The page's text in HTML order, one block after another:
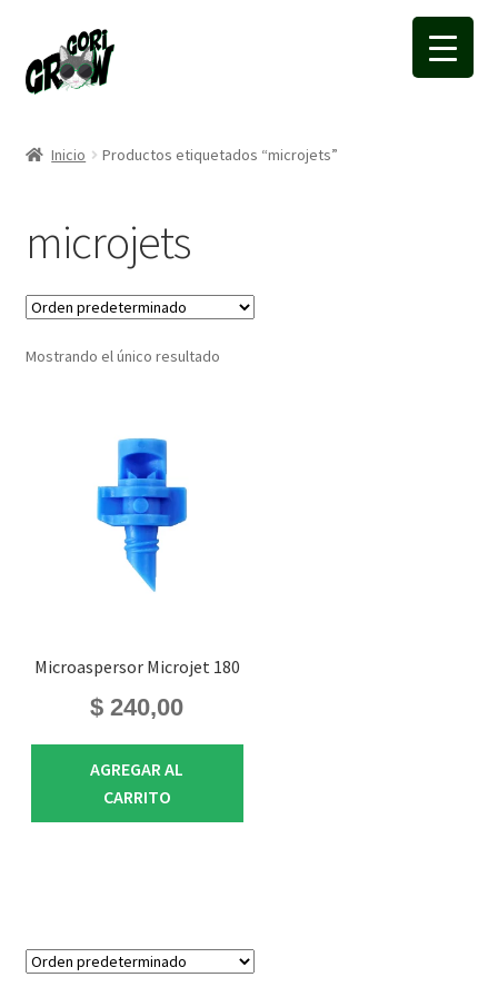
a
la
a
la
Inicio Productos etiquetados “microjets”
microjets
Mostrando el único resultado
Microaspersor Microjet 180
$ 240,00
AGREGAR AL
CARRITO